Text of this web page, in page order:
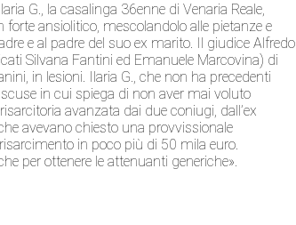
G., la casalinga 36enne di Venaria Reale,
ansiolitico, mescolandolo alle pietanze e
e al padre del suo ex marito. Il giudice Alfredo
Silvana Fantini ed Emanuele Marcovina) di
in lesioni. Ilaria G., che non ha precedenti
in cui spiega di non aver mai voluto
avanzata dai due coniugi, dall’ex
avevano chiesto una provvissionale
in poco più di 50 mila euro.
per ottenere le attenuanti generiche».